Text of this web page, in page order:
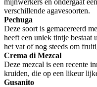
mijnwerkers en ondergaat
verschillende agavesoorten.
Pechuga
Deze soort is gemacereerd
heeft een uniek tintje bestaat
het vat of nog steeds om
Crema di Mezcal
Deze mezcal is een recente
kruiden, die op een likeur
Gusanito